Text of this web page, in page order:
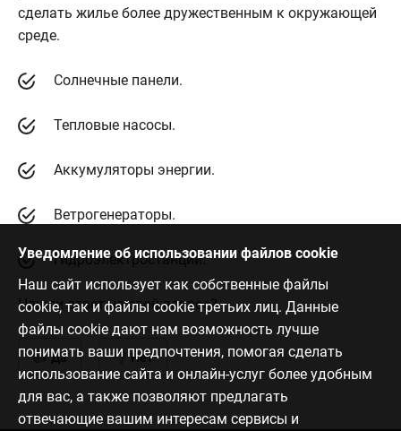
сделать жилье более дружественным к окружающей
среде.
Солнечные панели.
Тепловые насосы.
Аккумуляторы энергии.
Ветрогенераторы.
Гидроэлектростанции.
Нашли ответ на свой вопрос?
Да Нет
Уведомление об использовании файлов cookie
Наш сайт использует как собственные файлы
cookie, так и файлы cookie третьих лиц. Данные
файлы cookie дают нам возможность лучше
понимать ваши предпочтения, помогая сделать
использование сайта и онлайн-услуг более удобным
для вас, а также позволяют предлагать
отвечающие вашим интересам сервисы и